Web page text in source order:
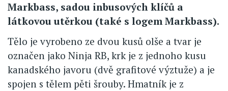
Markbass, sadou inbusových klíčů a
látkovou utěrkou (také s logem Markbass).
Tělo je vyrobeno ze dvou kusů olše a tvar je
označen jako Ninja RB, krk je z jednoho kusu
kanadského javoru (dvě grafitové výztuže) a je
spojen s tělem pěti šrouby. Hmatník je z